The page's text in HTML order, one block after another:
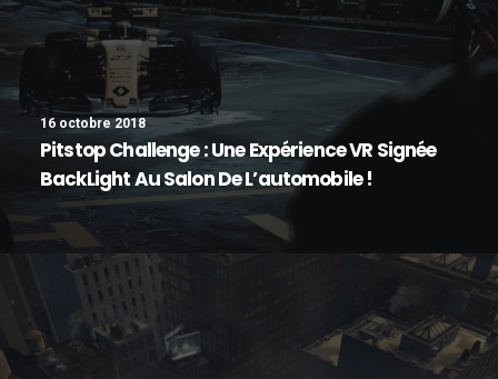
16 octobre 2018
Pitstop Challenge : Une Expérience VR Signée
BackLight Au Salon De L’automobile !